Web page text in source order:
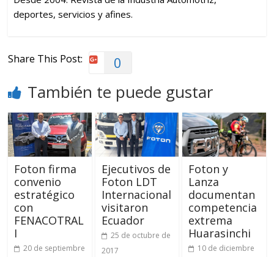
deportes, servicios y afines.
Share This Post: 0
También te puede gustar
Foton firma
convenio
estratégico
con
FENACOTRAL
I
20 de septiembre
Ejecutivos de
Foton LDT
Internacional
visitaron
Ecuador
25 de octubre de
2017
Foton y
Lanza
documentan
competencia
extrema
Huarasinchi
10 de diciembre